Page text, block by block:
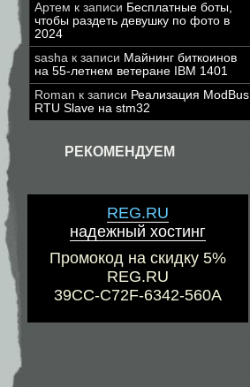
Артем к записи Бесплатные боты,
чтобы раздеть девушку по фото в
2024
sasha к записи Майнинг биткоинов
на 55-летнем ветеране IBM 1401
Roman к записи Реализация ModBus
RTU Slave на stm32
РЕКОМЕНДУЕМ
REG.RU
надежный хостинг
Промокод на скидку 5%
REG.RU
39CC-C72F-6342-560A